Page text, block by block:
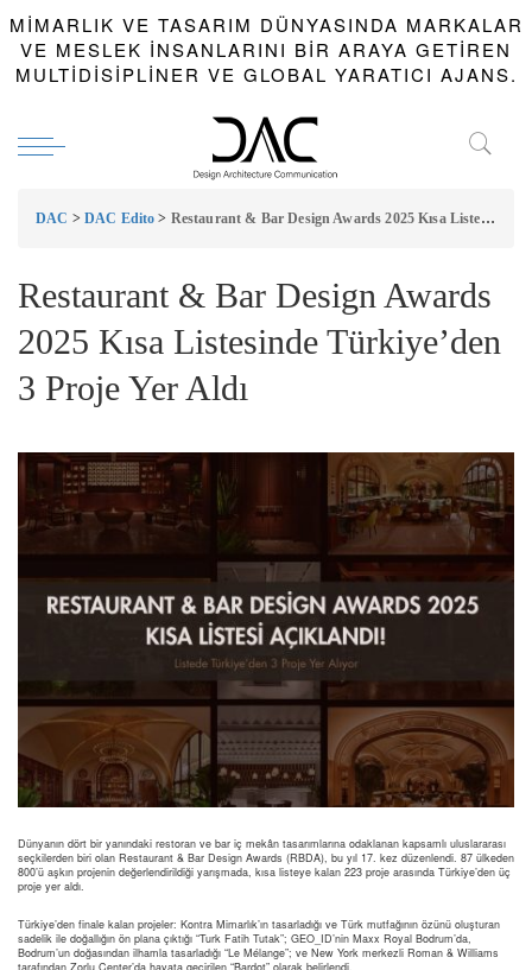
MIMARLIK VE TASARIM DÜNYASINDA MARKALAR
VE MESLEK INSANLARINI BIR ARAYA GETIREN
MULTIDISIPLINER VE GLOBAL YARATICI AJANS.
DAC > DAC Edito > Restaurant & Bar Design Awards 2025 Kısa Listesinde Türkiye’den 3 Proje Yer Aldı
Restaurant & Bar Design Awards
2025 Kısa Listesinde Türkiye’den
3 Proje Yer Aldı
Dünyanın dört bir yanındaki restoran ve bar iç mekân tasarımlarına odaklanan kapsamlı uluslararası
seçkilerden biri olan Restaurant & Bar Design Awards (RBDA), bu yıl 17. kez düzenlendi. 87 ülkeden
800’ü aşkın projenin değerlendirildiği yarışmada, kısa listeye kalan 223 proje arasında Türkiye’den üç
proje yer aldı.
Türkiye’den finale kalan projeler: Kontra Mimarlık’ın tasarladığı ve Türk mutfağının özünü oluşturan
sadelik ile doğallığın ön plana çıktığı “Turk Fatih Tutak”; GEO_ID’nin Maxx Royal Bodrum’da,
Bodrum’un doğasından ilhamla tasarladığı “Le Mélange”; ve New York merkezli Roman & Williams